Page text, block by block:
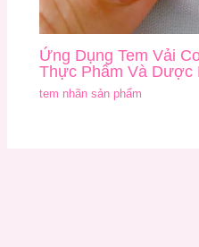
Ứng Dụng Tem Vải
Thực Phẩm Và Dược
tem nhãn sản phẩm